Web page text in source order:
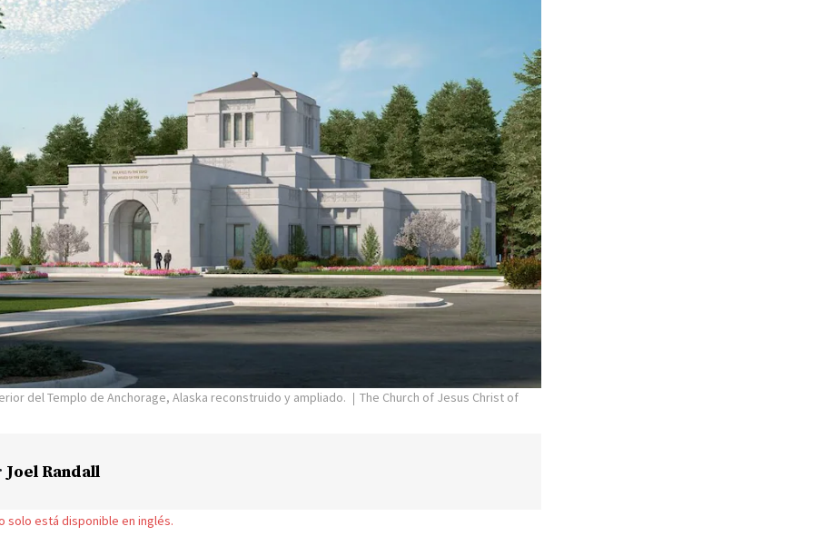
del Templo de Anchorage, Alaska reconstruido y ampliado.
The Church of Jesus Christ of
Joel Randall
solo está disponible en inglés.